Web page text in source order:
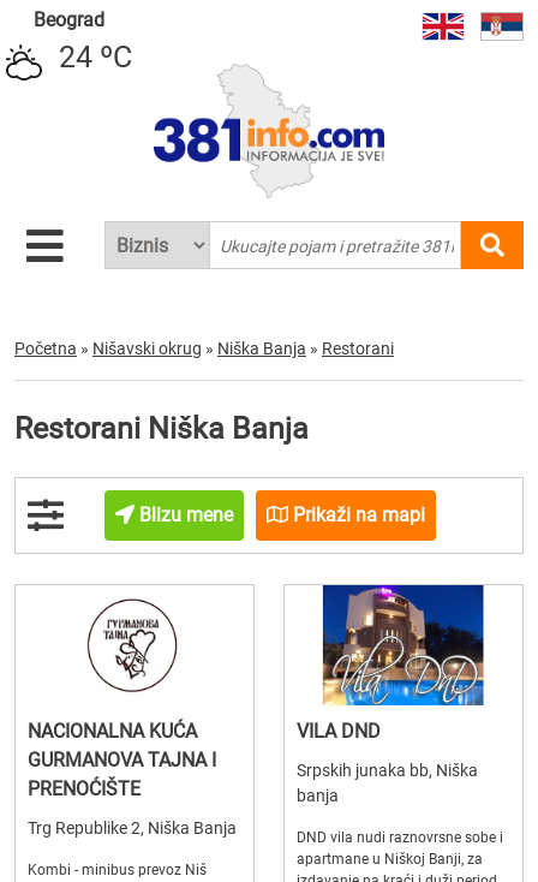
Beograd
24 ºC
Početna » Nišavski okrug » Niška Banja » Restorani
Restorani Niška Banja
Blizu mene Prikaži na mapi
NACIONALNA KUĆA
GURMANOVA TAJNA I
PRENOĆIŠTE
Trg Republike 2, Niška Banja
Kombi - minibus prevoz Niš
VILA DND
Srpskih junaka bb, Niška
banja
DND vila nudi raznovrsne sobe i
apartmane u Niškoj Banji, za